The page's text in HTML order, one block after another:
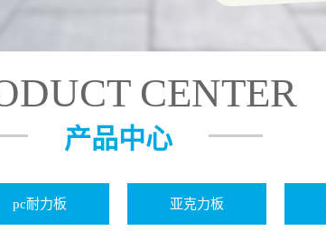
CENTER
产品中心
pc耐力板 亚克力板